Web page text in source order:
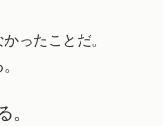
ったことだ。
。